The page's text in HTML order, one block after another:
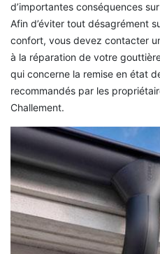
d’importantes conséquences
Afin d’éviter tout désagrément
confort, vous devez contacter
à la réparation de votre
qui concerne la remise en état
recommandés par les
Challement.